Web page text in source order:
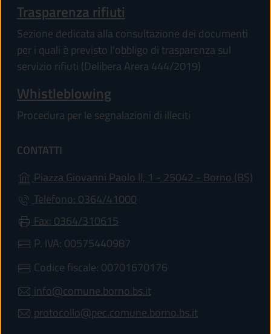
Trasparenza rifiuti
Sezione dedicata alla consultazione dei documenti
per i quali è previsto l'obbligo di trasparenza sul
servizio rifiuti (Delibera Arera 444/2019)
Whistleblowing
Procedura per le segnalazioni di illeciti
CONTATTI
Piazza Giovanni Paolo II, 1 - 25042 - Borno (BS)
Telefono: 0364/41000
Fax: 0364/310615
P. IVA: 00575440987
Codice fiscale: 00701670176
info@comune.borno.bs.it
protocollo@pec.comune.borno.bs.it